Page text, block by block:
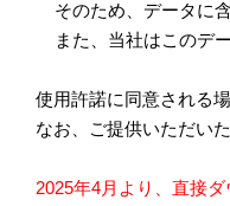
そのため、データに含
また、当社はこのデー
使用許諾に同意される
なお、ご提供いただい
2025年4月より、直接